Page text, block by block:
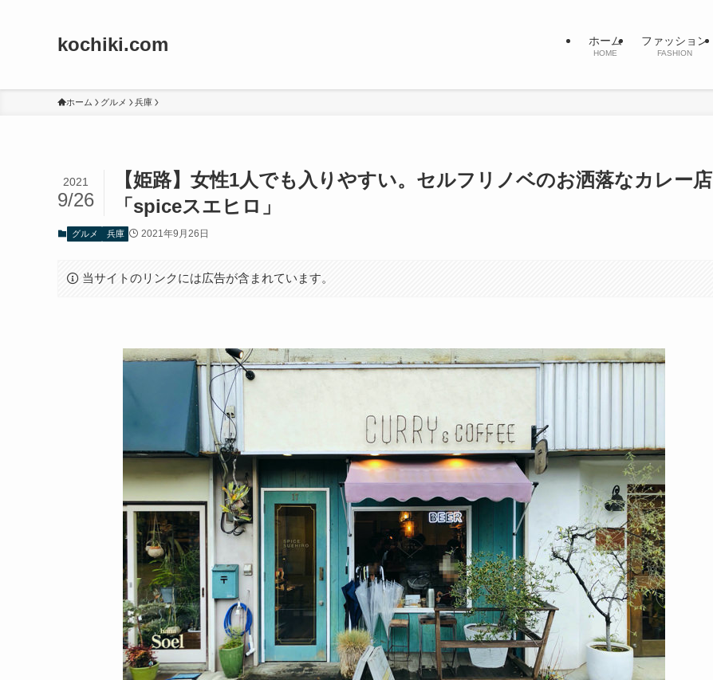
kochiki.com ホーム
HOME
ファッション
FASHION
ホーム グルメ 兵庫
【姫路】女性1人でも入りやすい。セルフリノベのお洒落なカレー店
「spiceスエヒロ」
2021
9/26
グルメ 兵庫 2021年9月26日
当サイトのリンクには広告が含まれています。